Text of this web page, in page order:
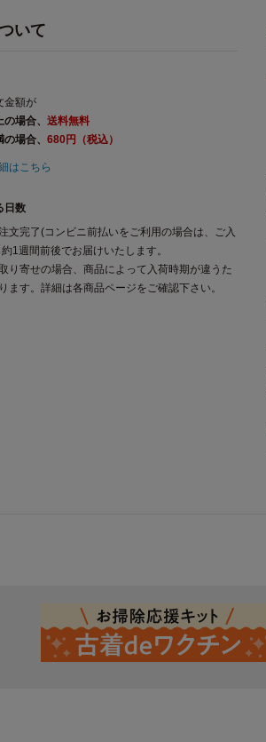
いて
金額が
場合、 送料無料
場合、 680円（税込）
はこちら
日数
文完了(コンビニ前払いをご利用の場合は、ご入
1週間前後でお届けいたします。
り寄せの場合、商品によって入荷時期が違うた
ます。詳細は各商品ページをご確認下さい。